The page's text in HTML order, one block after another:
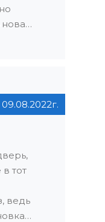
в
09.08.2022г.
тот
ведь